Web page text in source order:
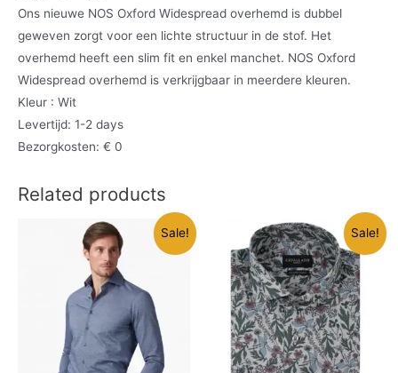
Ons nieuwe NOS Oxford Widespread overhemd is dubbel
geweven zorgt voor een lichte structuur in de stof. Het
overhemd heeft een slim fit en enkel manchet. NOS Oxford
Widespread overhemd is verkrijgbaar in meerdere kleuren.
Kleur : Wit
Levertijd: 1-2 days
Bezorgkosten: € 0
Related products
Sale! Sale!